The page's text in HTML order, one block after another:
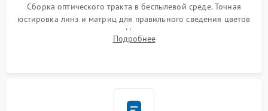
Сборка оптического тракта в беспылевой среде. Точная
юстировка линз и матриц для правильного сведения цветов
и устранения размытия. Надежное подключение всех
шлейфов, установка датчиков и закрытие корпуса
Подробнее